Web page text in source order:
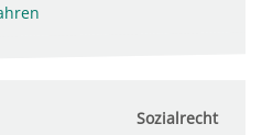
Sozialrecht